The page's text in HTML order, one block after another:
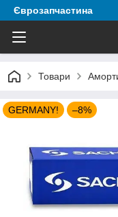
Єврозапчастина
Товари
GERMANY! –8%